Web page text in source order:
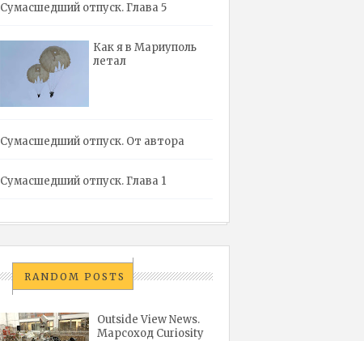
Сумасшедший отпуск. Глава 5
Как я в Мариуполь
летал
Сумасшедший отпуск. От автора
Сумасшедший отпуск. Глава 1
RANDOM POSTS
Outside View News.
Марсоход Curiosity